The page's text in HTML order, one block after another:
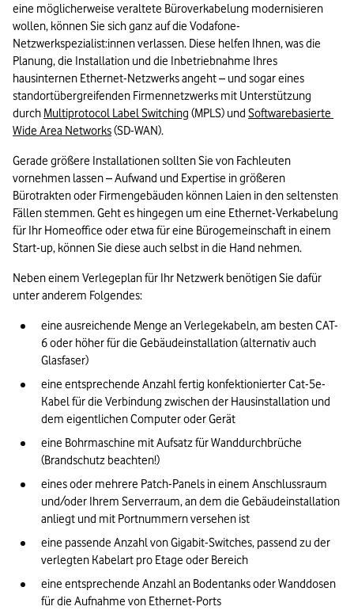
eine möglicherweise veraltete Büroverkabelung modernisieren
wollen, können Sie sich ganz auf die Vodafone-
Netzwerkspezialist:innen verlassen. Diese helfen Ihnen, was die
Planung, die Installation und die Inbetriebnahme Ihres
hausinternen Ethernet-Netzwerks angeht – und sogar eines
standortübergreifenden Firmennetzwerks mit Unterstützung
durch Multiprotocol Label Switching (MPLS) und Softwarebasierte
Wide Area Networks (SD-WAN).
Gerade größere Installationen sollten Sie von Fachleuten
vornehmen lassen – Aufwand und Expertise in größeren
Bürotrakten oder Firmengebäuden können Laien in den seltensten
Fällen stemmen. Geht es hingegen um eine Ethernet-Verkabelung
für Ihr Homeoffice oder etwa für eine Bürogemeinschaft in einem
Start-up, können Sie diese auch selbst in die Hand nehmen.
Neben einem Verlegeplan für Ihr Netzwerk benötigen Sie dafür
unter anderem Folgendes:
eine ausreichende Menge an Verlegekabeln, am besten CAT-
6 oder höher für die Gebäudeinstallation (alternativ auch
Glasfaser)
eine entsprechende Anzahl fertig konfektionierter Cat-5e-
Kabel für die Verbindung zwischen der Hausinstallation und
dem eigentlichen Computer oder Gerät
eine Bohrmaschine mit Aufsatz für Wanddurchbrüche
(Brandschutz beachten!)
eines oder mehrere Patch-Panels in einem Anschlussraum
und/oder Ihrem Serverraum, an dem die Gebäudeinstallation
anliegt und mit Portnummern versehen ist
eine passende Anzahl von Gigabit-Switches, passend zu der
verlegten Kabelart pro Etage oder Bereich
eine entsprechende Anzahl an Bodentanks oder Wanddosen
für die Aufnahme von Ethernet-Ports